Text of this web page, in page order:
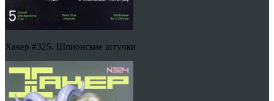
Хакер #325. Шпионские штучки